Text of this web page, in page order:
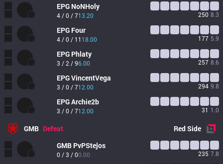
EPG NoNHoly
4 / 0 / 713.20 250 8.3
EPG Four
4 / 0 / 11 18.00 177 5.9
EPG Phlaty
3 / 2 / 96.00 257 8.6
EPGVincentVega
3 / 0 / 712.00 294 9.8
EPGArchie2b
3 / 0 / 712.00 31 1.0
GMB Defeat RedSide
GMB PvPStejos
0 / 3 / 00.00 235 7.8